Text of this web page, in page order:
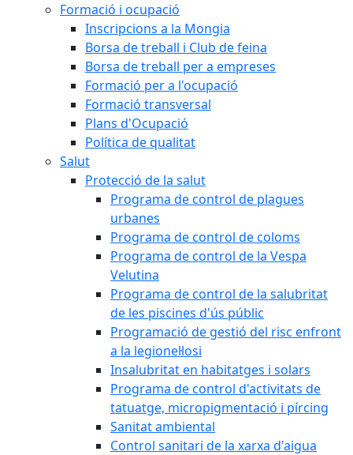
Formació i ocupació
Inscripcions a la Mongia
Borsa de treball i Club de feina
Borsa de treball per a empreses
Formació per a l'ocupació
Formació transversal
Plans d'Ocupació
Política de qualitat
Salut
Protecció de la salut
Programa de control de plagues
urbanes
Programa de control de coloms
Programa de control de la Vespa
Velutina
Programa de control de la salubritat
de les piscines d'ús públic
Programació de gestió del risc enfront
a la legionel·losi
Insalubritat en habitatges i solars
Programa de control d'activitats de
tatuatge, micropigmentació i pírcing
Sanitat ambiental
Control sanitari de la xarxa d'aigua